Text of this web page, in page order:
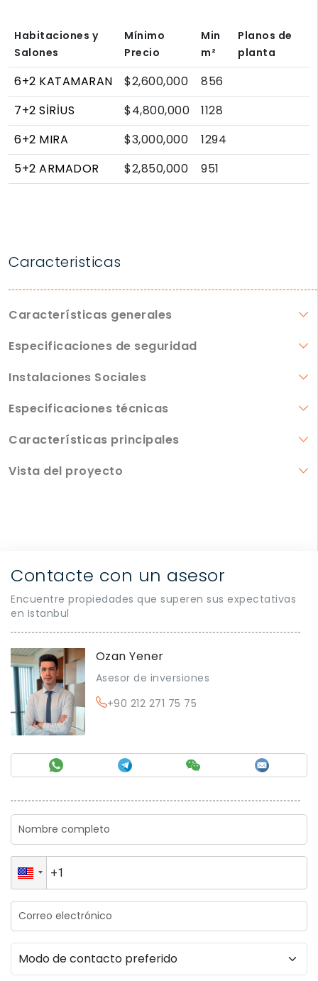
Habitaciones y
Salones
Mínimo
Precio
Min
m²
Planos de
planta
6+2 KATAMARAN $2,600,000
856
7+2 SİRİUS
$4,800,000
1128
6+2 MIRA
$3,000,000
1294
5+2 ARMADOR
$2,850,000 951
Caracteristicas
Características generales
Especificaciones de seguridad
Instalaciones Sociales
Especificaciones técnicas
Características principales
Vista del proyecto
Contacte con un asesor
Encuentre propiedades que superen sus expectativas
en Istanbul
Ozan Yener
Asesor de inversiones
+90 212 271 75 75